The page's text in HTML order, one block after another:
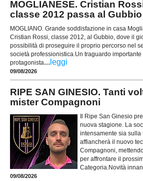
MOGLIANESE. Cristian
classe 2012 passa al Gubbio
MOGLIANO. Grande soddisfazione in casa
Cristian Rossi, classe 2012, al Gubbio, dove il
possibilità di proseguire il proprio percorso nel
società professionistica.Un traguardo
protagonista... leggi
09/08/2026
RIPE SAN GINESIO. Tanti
mister Compagnoni
Il Ripe San Ginesio
nuova stagione. La
intensamente sia sulla
affiancherà il nuovo
Compagnoni,
per affrontare il
Categoria.Novità
09/08/2026